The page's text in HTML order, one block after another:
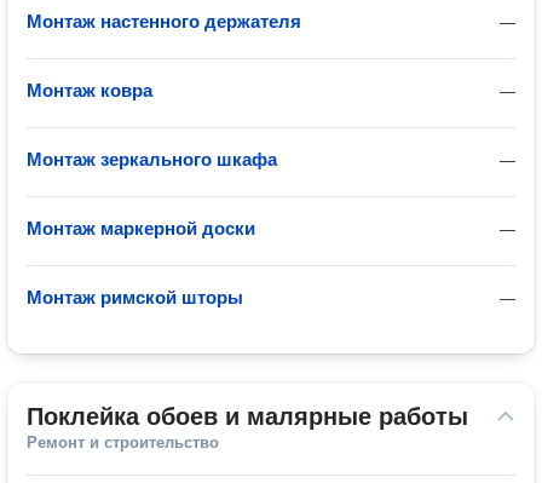
—
Монтаж настенного держателя
—
Монтаж ковра
—
Монтаж зеркального шкафа
—
Монтаж маркерной доски
—
Монтаж римской шторы
Поклейка обоев и малярные работы
Ремонт и строительство